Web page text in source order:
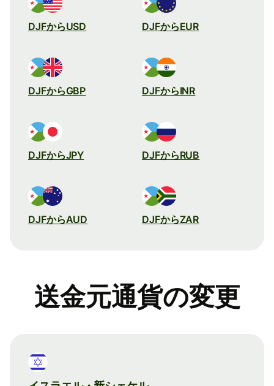
DJFからUSD DJFからEUR
DJFからGBP DJFからINR
DJFからJPY DJFからRUB
DJFからAUD DJFからZAR
送金元通貨の変更